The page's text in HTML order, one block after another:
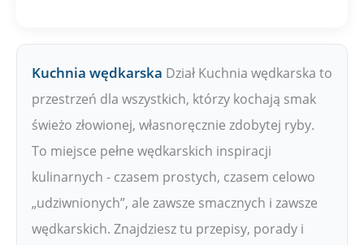
Kuchnia wędkarska Dział Kuchnia wędkarska to
przestrzeń dla wszystkich, którzy kochają smak
świeżo złowionej, własnoręcznie zdobytej ryby.
To miejsce pełne wędkarskich inspiracji
kulinarnych - czasem prostych, czasem celowo
„udziwnionych”, ale zawsze smacznych i zawsze
wędkarskich. Znajdziesz tu przepisy, porady i